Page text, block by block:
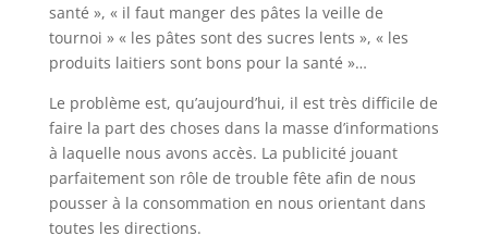
santé », « il faut manger des pâtes la veille de
tournoi » « les pâtes sont des sucres lents », « les
produits laitiers sont bons pour la santé »…
Le problème est, qu’aujourd’hui, il est très difficile de
faire la part des choses dans la masse d’informations
à laquelle nous avons accès. La publicité jouant
parfaitement son rôle de trouble fête afin de nous
pousser à la consommation en nous orientant dans
toutes les directions.